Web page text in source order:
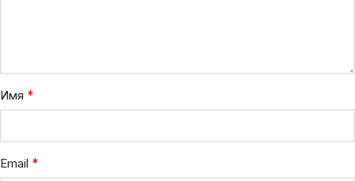
Имя *
Email *